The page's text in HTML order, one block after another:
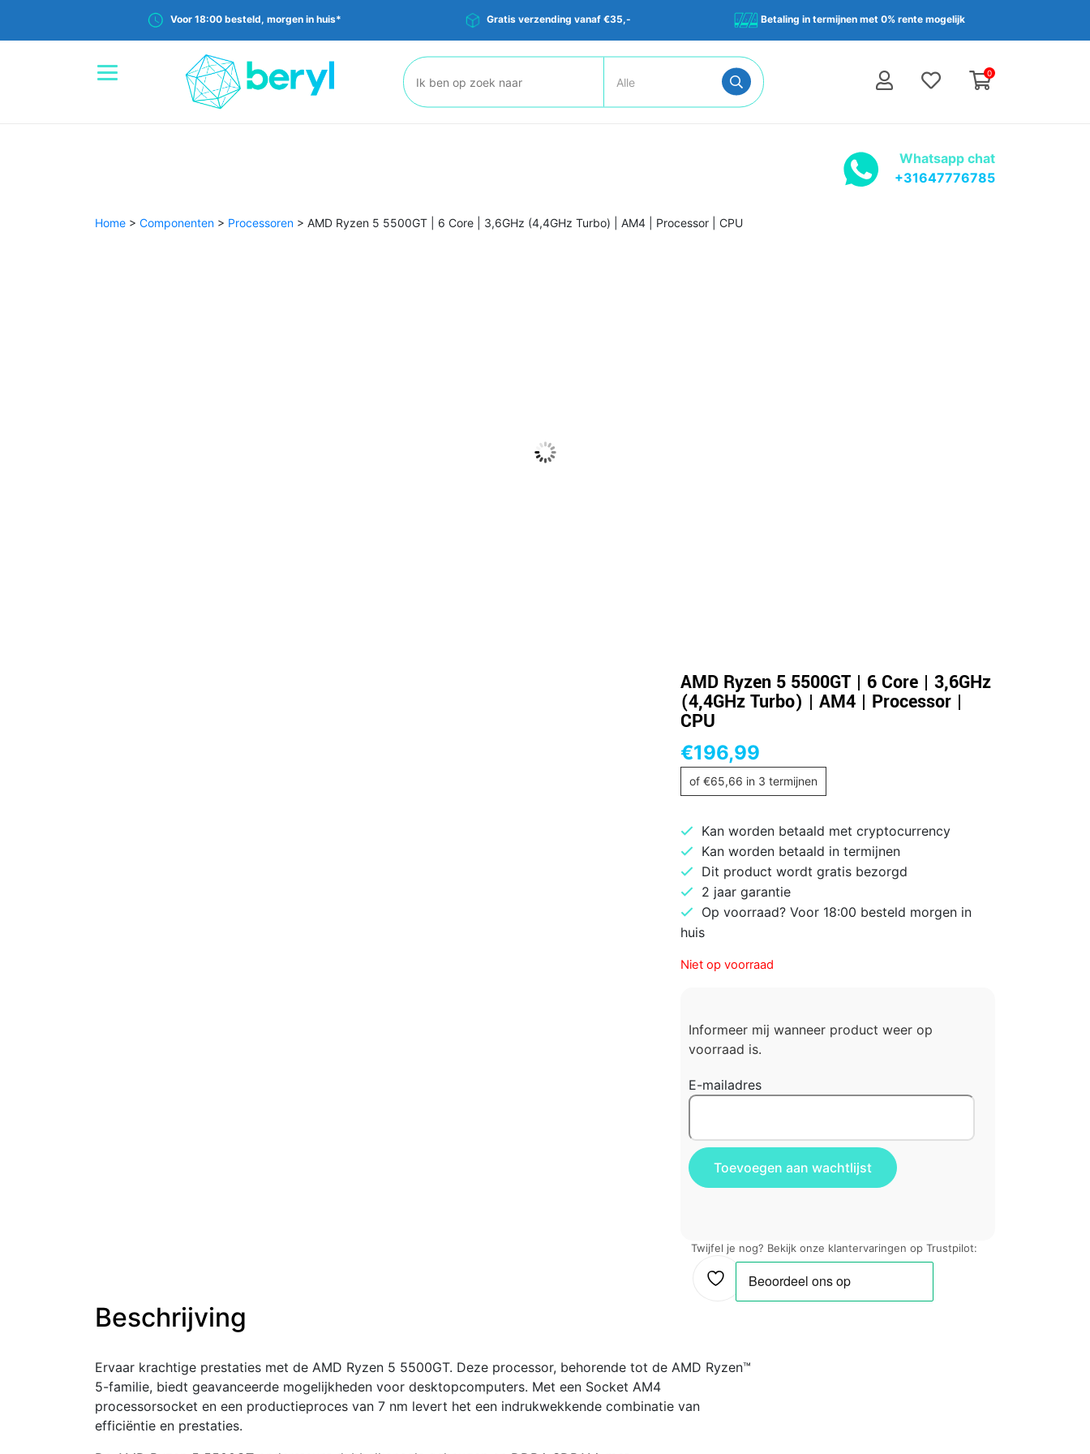
Voor 18:00 besteld, morgen in huis* Gratis verzending vanaf €35,- Betaling in termijnen met 0% rente mogelijk
0
Zoeken:
Whatsapp chat
+31647776785
Home > Componenten > Processoren > AMD Ryzen 5 5500GT | 6 Core | 3,6GHz (4,4GHz Turbo) | AM4 | Processor | CPU
AMD Ryzen 5 5500GT | 6 Core | 3,6GHz
(4,4GHz Turbo) | AM4 | Processor |
CPU
€196,99
of €65,66 in 3 termijnen
Kan worden betaald met cryptocurrency
Kan worden betaald in termijnen
Dit product wordt gratis bezorgd
2 jaar garantie
Op voorraad? Voor 18:00 besteld morgen in
huis
Niet op voorraad
Informeer mij wanneer product weer op
voorraad is.
E-mailadres
Twijfel je nog? Bekijk onze klantervaringen op Trustpilot:
Beschrijving
Ervaar krachtige prestaties met de AMD Ryzen 5 5500GT. Deze processor, behorende tot de AMD Ryzen™
5-familie, biedt geavanceerde mogelijkheden voor desktopcomputers. Met een Socket AM4
processorsocket en een productieproces van 7 nm levert het een indrukwekkende combinatie van
efficiëntie en prestaties.